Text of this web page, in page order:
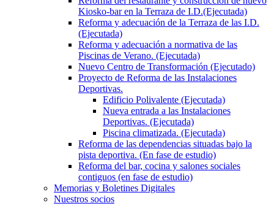
Kiosko-bar en la Terraza de I.D.(Ejecutada)
Reforma y adecuación de la Terraza de las I.D.
(Ejecutada)
Reforma y adecuación a normativa de las
Piscinas de Verano. (Ejecutada)
Nuevo Centro de Transformación (Ejecutado)
Proyecto de Reforma de las Instalaciones
Deportivas.
Edificio Polivalente (Ejecutada)
Nueva entrada a las Instalaciones
Deportivas. (Ejecutada)
Piscina climatizada. (Ejecutada)
Reforma de las dependencias situadas bajo la
pista deportiva. (En fase de estudio)
Reforma del bar, cocina y salones sociales
contiguos (en fase de estudio)
Memorias y Boletines Digitales
Nuestros socios